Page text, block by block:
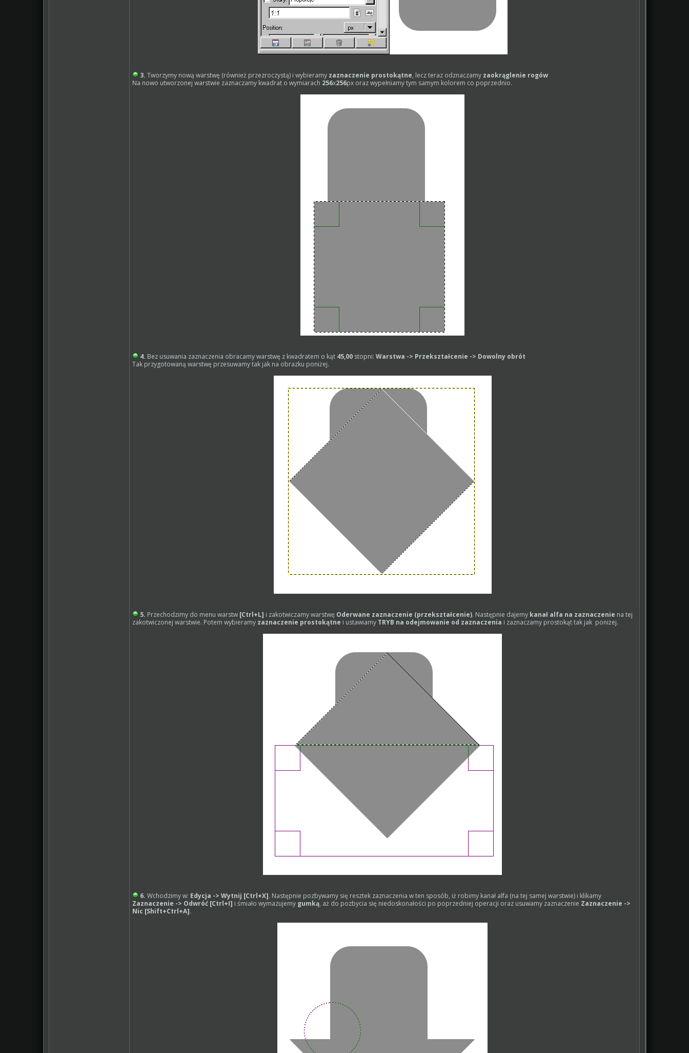
3. Tworzymy nową warstwę (również przezroczystą) i wybieramy zaznaczenie prostokątne, lecz teraz odznaczamy zaokrąglenie rogów
Na nowo utworzonej warstwie zaznaczamy kwadrat o wymiarach 256x256px oraz wypełniamy tym samym kolorem co poprzednio.
4. Bez usuwania zaznaczenia obracamy warstwę z kwadratem o kąt 45,00stopni: Warstwa -> Przekształcenie -> Dowolny obrót
Tak przygotowaną warstwę przesuwamy tak jak na obrazku poniżej.
5. Przechodzimy do menu warstw [Ctrl+L] i zakotwiczamy warstwę Oderwane zaznaczenie (przekształcenie). Następnie dajemy kanał alfa na zaznaczenie na tej
zakotwiczonej warstwie. Potem wybieramy zaznaczenie prostokątne i ustawiamy TRYB na odejmowanie od zaznaczenia i zaznaczamy prostokąt tak jak poniżej.
6. Wchodzimy w: Edycja -> Wytnij [Ctrl+X]. Następnie pozbywamy się resztek zaznaczenia w ten sposób, iż robimy kanał alfa (na tej samej warstwie) i klikamy
Zaznaczenie -> Odwróć [Ctrl+I] i śmiało wymazujemy gumką, aż do pozbycia się niedoskonałości po poprzedniej operacji oraz usuwamy zaznaczenie Zaznaczenie ->
Nic [Shift+Ctrl+A].